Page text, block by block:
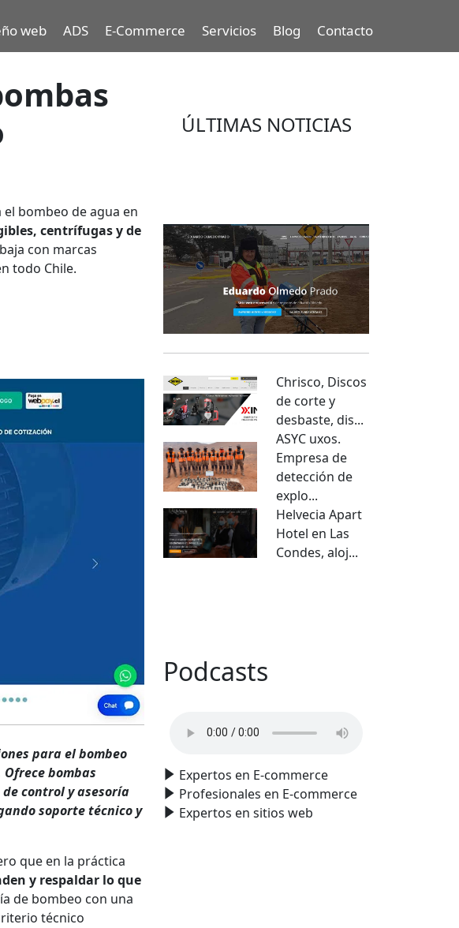
web ADS E-Commerce Servicios Blog Contacto
bombeo de agua en
centrífugas y de
con marcas
todo Chile.
para el bombeo
bombas
control y asesoría
soporte técnico y
que en la práctica
y respaldar lo que
de bombeo con una
técnico
ÚLTIMAS NOTICIAS
Chrisco, Discos
de corte y
desbaste, dis...
ASYC uxos.
Empresa de
detección de
explo...
Helvecia Apart
Hotel en Las
Condes, aloj...
Podcasts
Expertos en E-commerce
Profesionales en E-commerce
Expertos en sitios web